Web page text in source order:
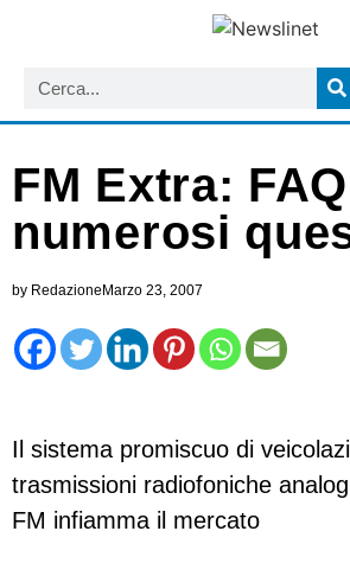
FM Extra:
numerosi
by RedazioneMarzo 23, 2007
Il sistema promiscuo di
trasmissioni radiofoniche
FM infiamma il mercato